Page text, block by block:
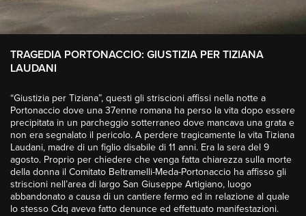
TRAGEDIA PORTONACCIO: GIUSTIZIA PER TIZIANA
LAUDANI
“Giustizia per Tiziana”, questi gli striscioni affissi nella notte a
Portonaccio dove una 37enne romana ha perso la vita dopo essere
precipitata in un parcheggio sotterraneo dove mancava una grata e
non era segnalato il pericolo. A perdere tragicamente la vita Tiziana
Laudani, madre di un figlio disabile di 11 anni. Era la sera del 9
agosto. Proprio per chiedere che venga fatta chiarezza sulla morte
della donna il Comitato Beltramelli-Meda-Portonaccio ha affisso gli
striscioni nell’area di largo San Giuseppe Artigiano, luogo
abbandonato a causa di un cantiere fermo ed in relazione al quale
lo stesso Cdq aveva fatto denunce ed effettuato manifestazioni.